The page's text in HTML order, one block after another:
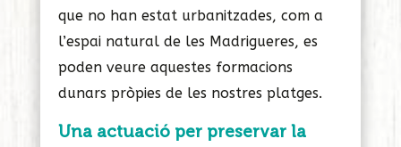
que no han estat urbanitzades, com a
l’espai natural de les Madrigueres, es
poden veure aquestes formacions
dunars pròpies de les nostres platges.
Una actuació per preservar la